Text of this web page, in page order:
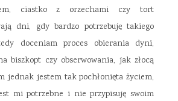
ciastko z orzechami czy tort
dni, gdy bardzo potrzebuję takiego
doceniam proces obierania dyni,
biszkopt czy obserwowania, jak złocą
jednak jestem tak pochłonięta życiem,
mi potrzebne i nie przypisuję swoim